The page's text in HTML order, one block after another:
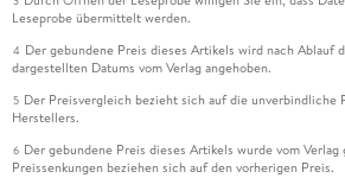
Leseprobe übermittelt werden.
4 Der gebundene Preis dieses Artikels wird nach Ablauf
dargestellten Datums vom Verlag angehoben.
5 Der Preisvergleich bezieht sich auf die unverbindliche
Herstellers.
6 Der gebundene Preis dieses Artikels wurde vom Verlag
Preissenkungen beziehen sich auf den vorherigen Preis.